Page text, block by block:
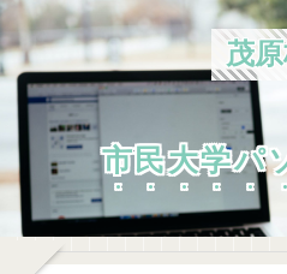
茂
市民大学パ